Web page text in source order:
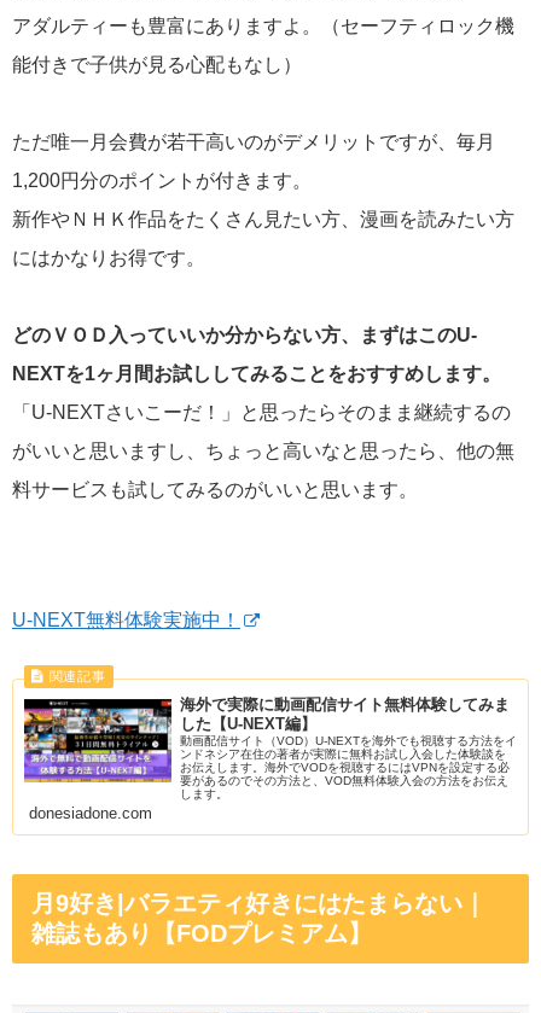
アダルティーも豊富にありますよ。（セーフティロック機
能付きで子供が見る心配もなし）
ただ唯一月会費が若干高いのがデメリットですが、毎月
1,200円分のポイントが付きます。
新作やＮＨＫ作品をたくさん見たい方、漫画を読みたい方
にはかなりお得です。
どのＶＯＤ入っていいか分からない方、まずはこのU-
NEXTを1ヶ月間お試ししてみることをおすすめします。
「U-NEXTさいこーだ！」と思ったらそのまま継続するの
がいいと思いますし、ちょっと高いなと思ったら、他の無
料サービスも試してみるのがいいと思います。
U-NEXT無料体験実施中！
海外で実際に動画配信サイト無料体験してみま
した【U-NEXT編】
動画配信サイト（VOD）U-NEXTを海外でも視聴する方法をイ
ンドネシア在住の著者が実際に無料お試し入会した体験談を
お伝えします。海外でVODを視聴するにはVPNを設定する必
要があるのでその方法と、VOD無料体験入会の方法をお伝え
します。
donesiadone.com
月9好き|バラエティ好きにはたまらない｜
雑誌もあり【FODプレミアム】